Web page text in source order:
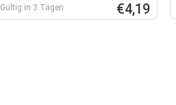
Gültig in 3 Tagen €4,19